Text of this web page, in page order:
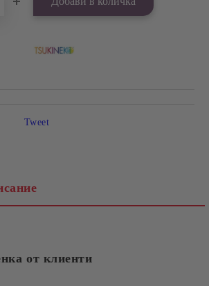
Tweet
от клиенти